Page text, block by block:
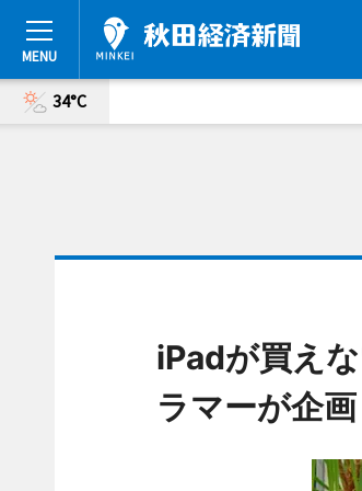
34°C
iPadが買え
ラマーが企画